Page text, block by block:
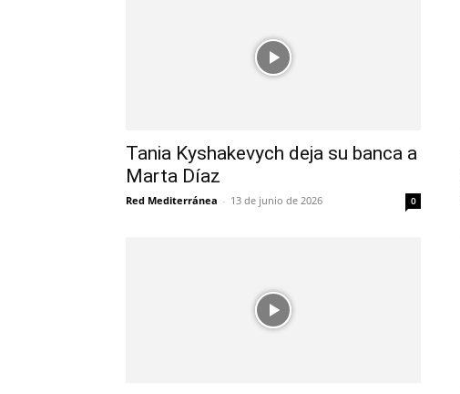
Tania Kyshakevych deja su banca a
Marta Díaz
Red Mediterránea - 13 de junio de 2026 0